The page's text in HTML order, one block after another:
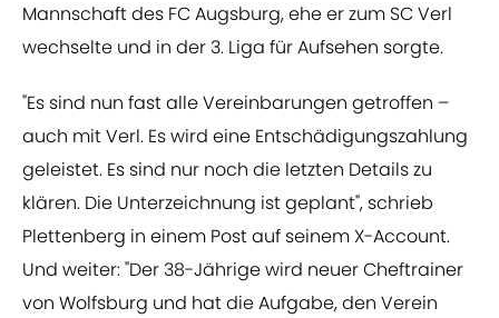
Mannschaft des FC Augsburg, ehe er zum SC Verl
wechselte und in der 3. Liga für Aufsehen sorgte.
"Es sind nun fast alle Vereinbarungen getroffen –
auch mit Verl. Es wird eine Entschädigungszahlung
geleistet. Es sind nur noch die letzten Details zu
klären. Die Unterzeichnung ist geplant", schrieb
Plettenberg in einem Post auf seinem X-Account.
Und weiter: "Der 38-Jährige wird neuer Cheftrainer
von Wolfsburg und hat die Aufgabe, den Verein